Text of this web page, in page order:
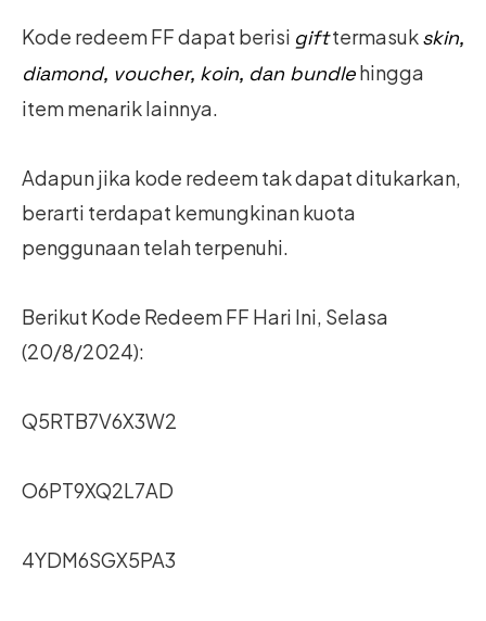
Kode redeem FF dapat berisi gifttermasukskin,
diamond, voucher, koin, dan bundlehingga
item menarik lainnya.
Adapun jika kode redeem tak dapat ditukarkan,
berarti terdapat kemungkinan kuota
penggunaan telah terpenuhi.
Berikut Kode Redeem FF Hari Ini, Selasa
(20/8/2024):
Q5RTB7V6X3W2
O6PT9XQ2L7AD
4YDM6SGX5PA3